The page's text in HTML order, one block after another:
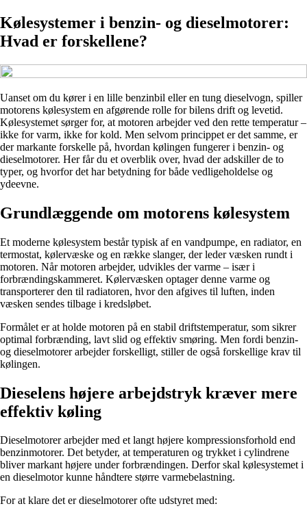
Kølesystemer i benzin- og dieselmotorer:
Hvad er forskellene?
Uanset om du kører i en lille benzinbil eller en tung dieselvogn, spiller
motorens kølesystem en afgørende rolle for bilens drift og levetid.
Kølesystemet sørger for, at motoren arbejder ved den rette temperatur –
ikke for varm, ikke for kold. Men selvom princippet er det samme, er
der markante forskelle på, hvordan kølingen fungerer i benzin- og
dieselmotorer. Her får du et overblik over, hvad der adskiller de to
typer, og hvorfor det har betydning for både vedligeholdelse og
ydeevne.
Grundlæggende om motorens kølesystem
Et moderne kølesystem består typisk af en vandpumpe, en radiator, en
termostat, kølervæske og en række slanger, der leder væsken rundt i
motoren. Når motoren arbejder, udvikles der varme – især i
forbrændingskammeret. Kølervæsken optager denne varme og
transporterer den til radiatoren, hvor den afgives til luften, inden
væsken sendes tilbage i kredsløbet.
Formålet er at holde motoren på en stabil driftstemperatur, som sikrer
optimal forbrænding, lavt slid og effektiv smøring. Men fordi benzin-
og dieselmotorer arbejder forskelligt, stiller de også forskellige krav til
kølingen.
Dieselens højere arbejdstryk kræver mere
effektiv køling
Dieselmotorer arbejder med et langt højere kompressionsforhold end
benzinmotorer. Det betyder, at temperaturen og trykket i cylindrene
bliver markant højere under forbrændingen. Derfor skal kølesystemet i
en dieselmotor kunne håndtere større varmebelastning.
For at klare det er dieselmotorer ofte udstyret med: